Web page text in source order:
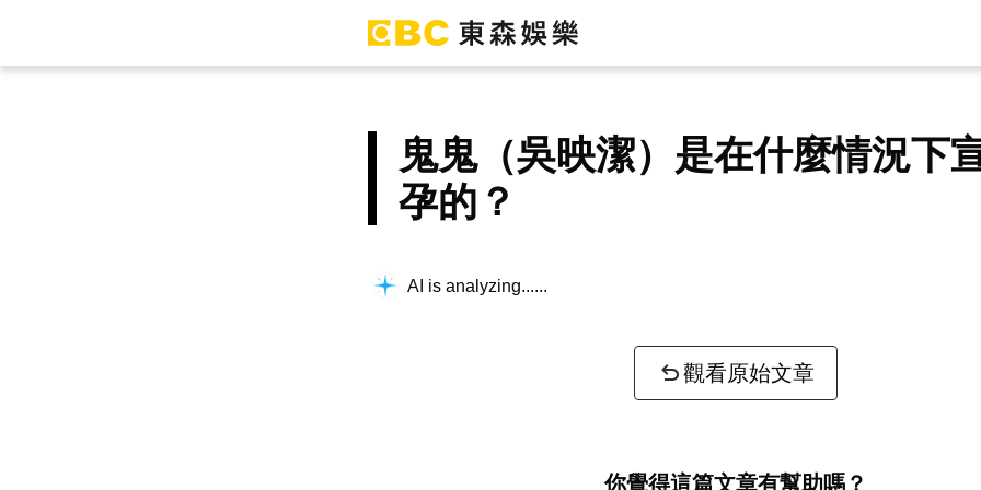
鬼鬼（吳映潔）是在什麼情況下
孕的？
AI is analyzing...
觀看原始文章
你覺得這篇文章有幫助嗎？